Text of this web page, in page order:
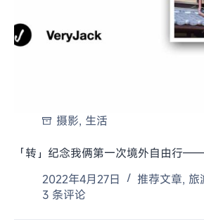
摄影, 生活
「转」纪念我俩第一次境外自由行
2022年4月27日
推荐文章, 旅
3 条评论